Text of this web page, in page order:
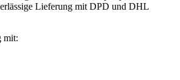
Lieferung mit DPD und DHL
mit: